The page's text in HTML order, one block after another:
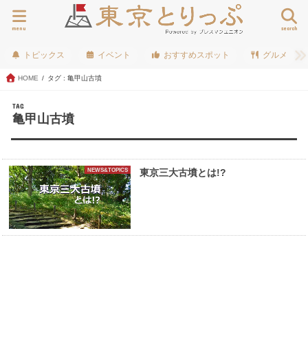
search
menu
トピックス イベント おすすめスポット グルメ
HOME タグ : 亀甲山古墳
TAG
亀甲山古墳
NEWS&TOPICS 東京三大古墳とは!?